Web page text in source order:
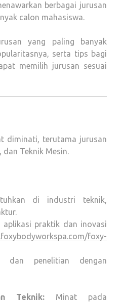
berbagai jurusan
calon mahasiswa.
yang paling banyak
serta tips bagi
memilih jurusan sesuai
diminati, terutama jurusan
dan Teknik Mesin.
di industri teknik,
aplikasi praktik dan inovasi
foxy-
dan penelitian dengan
Teknik: Minat pada